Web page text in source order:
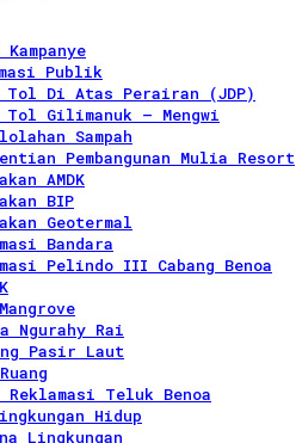
Publik
Tol Di Atas Perairan (JDP)
Tol Gilimanuk – Mengwi
Sampah
Pembangunan Mulia Resort
AMDK
BIP
Geotermal
Bandara
Pelindo III Cabang Benoa
Ngurahy Rai
Pasir Laut
Reklamasi Teluk Benoa
Hidup
Lingkungan